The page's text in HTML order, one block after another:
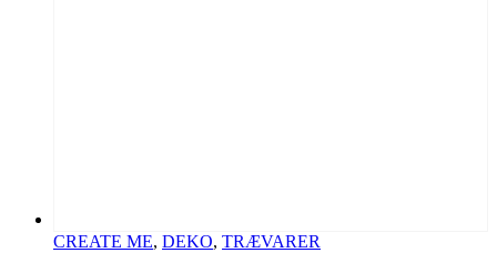
CREATE ME, DEKO, TRÆVARER